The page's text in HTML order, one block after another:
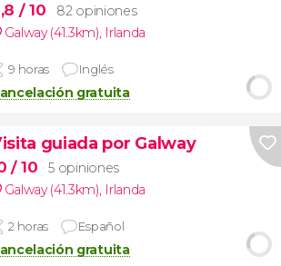
/ 10
82 opiniones
Galway (41.3km), Irlanda
9 horas Inglés
gratuita
guiada por Galway
/ 10
5 opiniones
Galway (41.3km), Irlanda
2 horas Español
gratuita